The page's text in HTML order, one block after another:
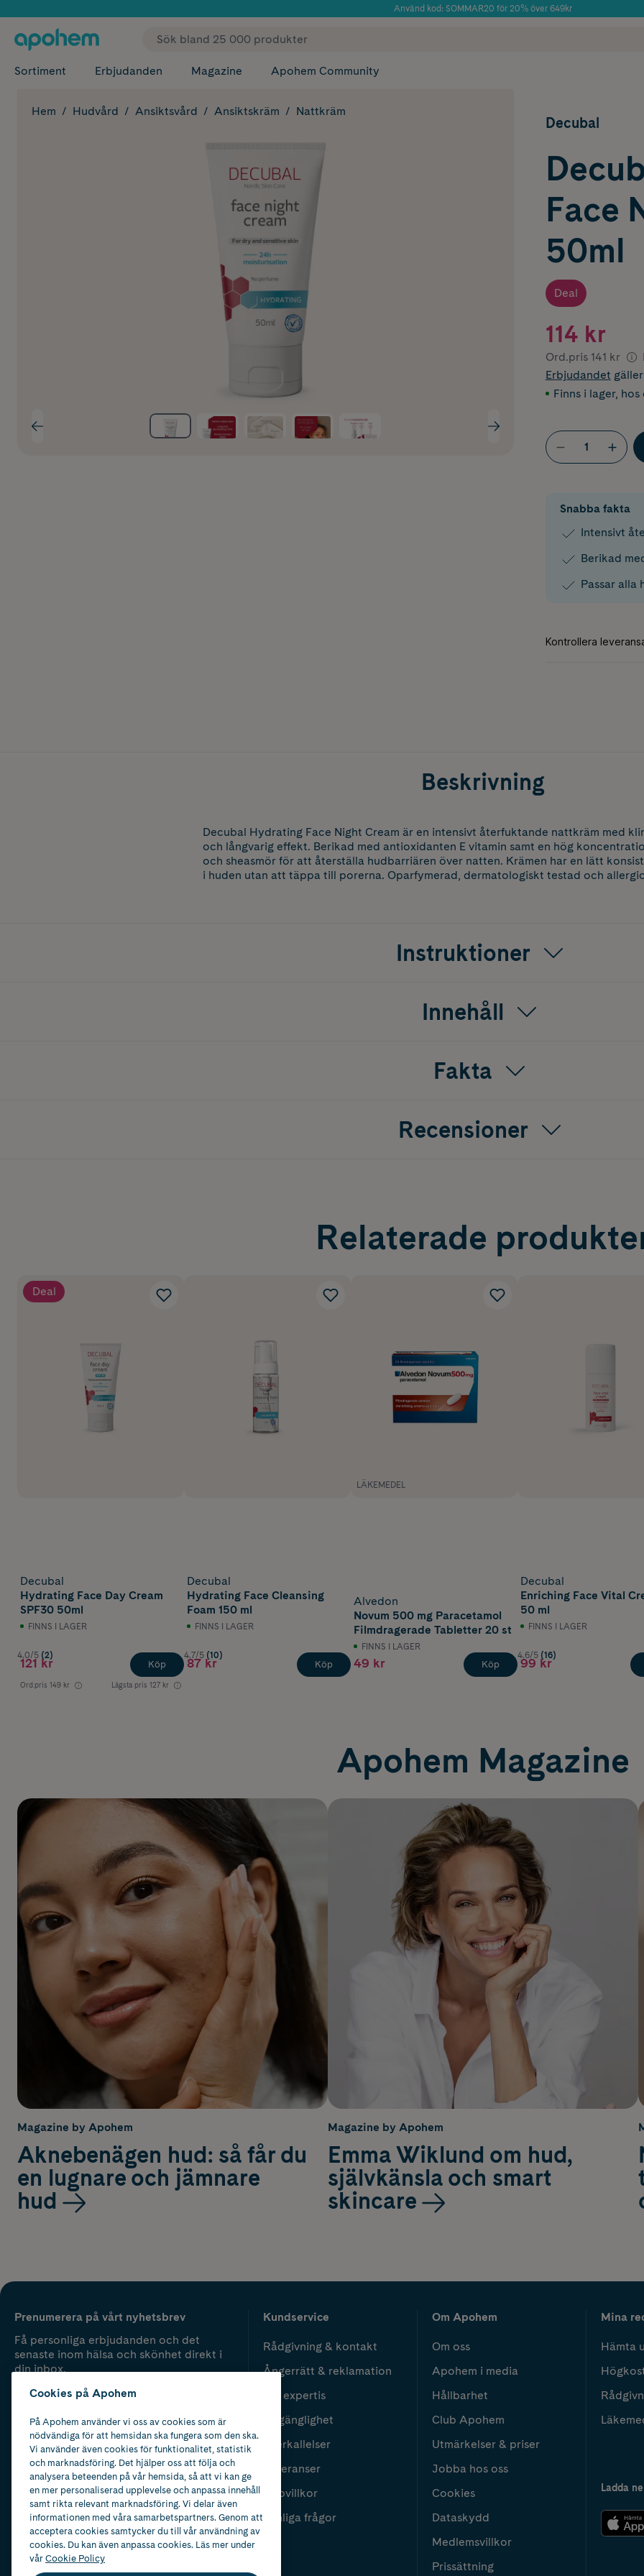
Använd kod: SOMMAR20 för 20% över 649kr
✓ Fri frakt
Sortiment Erbjudanden Magazine Apohem Community
Hem Hudvård Ansiktsvård Ansiktskräm Nattkräm
Decubal
Face
50ml
Deal
114 kr
Ord.pris 141 kr
Erbjudandet
Finns i lager, hos
Snabba fakta
Intensivt
Berikad
Passar alla
Beskrivning
Decubal Hydrating Face Night Cream är en intensivt återfuktande nattkräm med
och långvarig effekt. Berikad med antioxidanten E vitamin samt en hög
och sheasmör för att återställa hudbarriären över natten. Krämen har en lätt
i huden utan att täppa till porerna. Oparfymerad, dermatologiskt testad och
Instruktioner
Innehåll
Fakta
Recensioner
Relaterade
Deal
Decubal
Hydrating Face Day Cream
SPF30 50ml
FINNS I LAGER
4.0/5 (2)
121 kr
Ord.pris 149 kr Lägsta pris 127 kr
Köp
Decubal
Hydrating Face Cleansing
Foam 150 ml
FINNS I LAGER
4.7/5 (10)
87 kr Köp
LÄKEMEDEL
Alvedon
Novum 500 mg Paracetamol
Filmdragerade Tabletter 20 st
FINNS I LAGER
49 kr Köp
Decubal
Enriching Face Vital
50 ml
FINNS I LAGER
4.6/5 (16)
99 kr
Apohem Magazine
Magazine by Apohem
Aknebenägen hud: så får du
en lugnare och jämnare
hud
Magazine by Apohem
Emma Wiklund om hud,
självkänsla och smart
skincare
Prenumerera på vårt nyhetsbrev
Få personliga erbjudanden och det
senaste inom hälsa och skönhet direkt i
din inbox.
Kundservice
Rådgivning & kontakt
Ångerrätt & reklamation
Vår expertis
Tillgänglighet
Återkallelser
Leveranser
Köpvillkor
Vanliga frågor
Om Apohem
Om oss
Apohem i media
Hållbarhet
Club Apohem
Utmärkelser & priser
Jobba hos oss
Cookies
Dataskydd
Medlemsvillkor
Prissättning
Mina
Hämta
Ladda
Cookies på Apohem
På Apohem använder vi oss av cookies som är
nödvändiga för att hemsidan ska fungera som den ska.
Vi använder även cookies för funktionalitet, statistik
och marknadsföring. Det hjälper oss att följa och
analysera beteenden på vår hemsida, så att vi kan ge
en mer personaliserad upplevelse och anpassa innehåll
samt rikta relevant marknadsföring. Vi delar även
informationen med våra samarbetspartners. Genom att
acceptera cookies samtycker du till vår användning av
cookies. Du kan även anpassa cookies. Läs mer under
vårCookie Policy